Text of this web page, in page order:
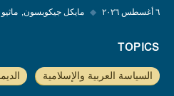
٦ أغسطس ٢٠٢٦ ◆ مايكل جيكوبسون
TOPICS
السياسة العربية والإسلامية